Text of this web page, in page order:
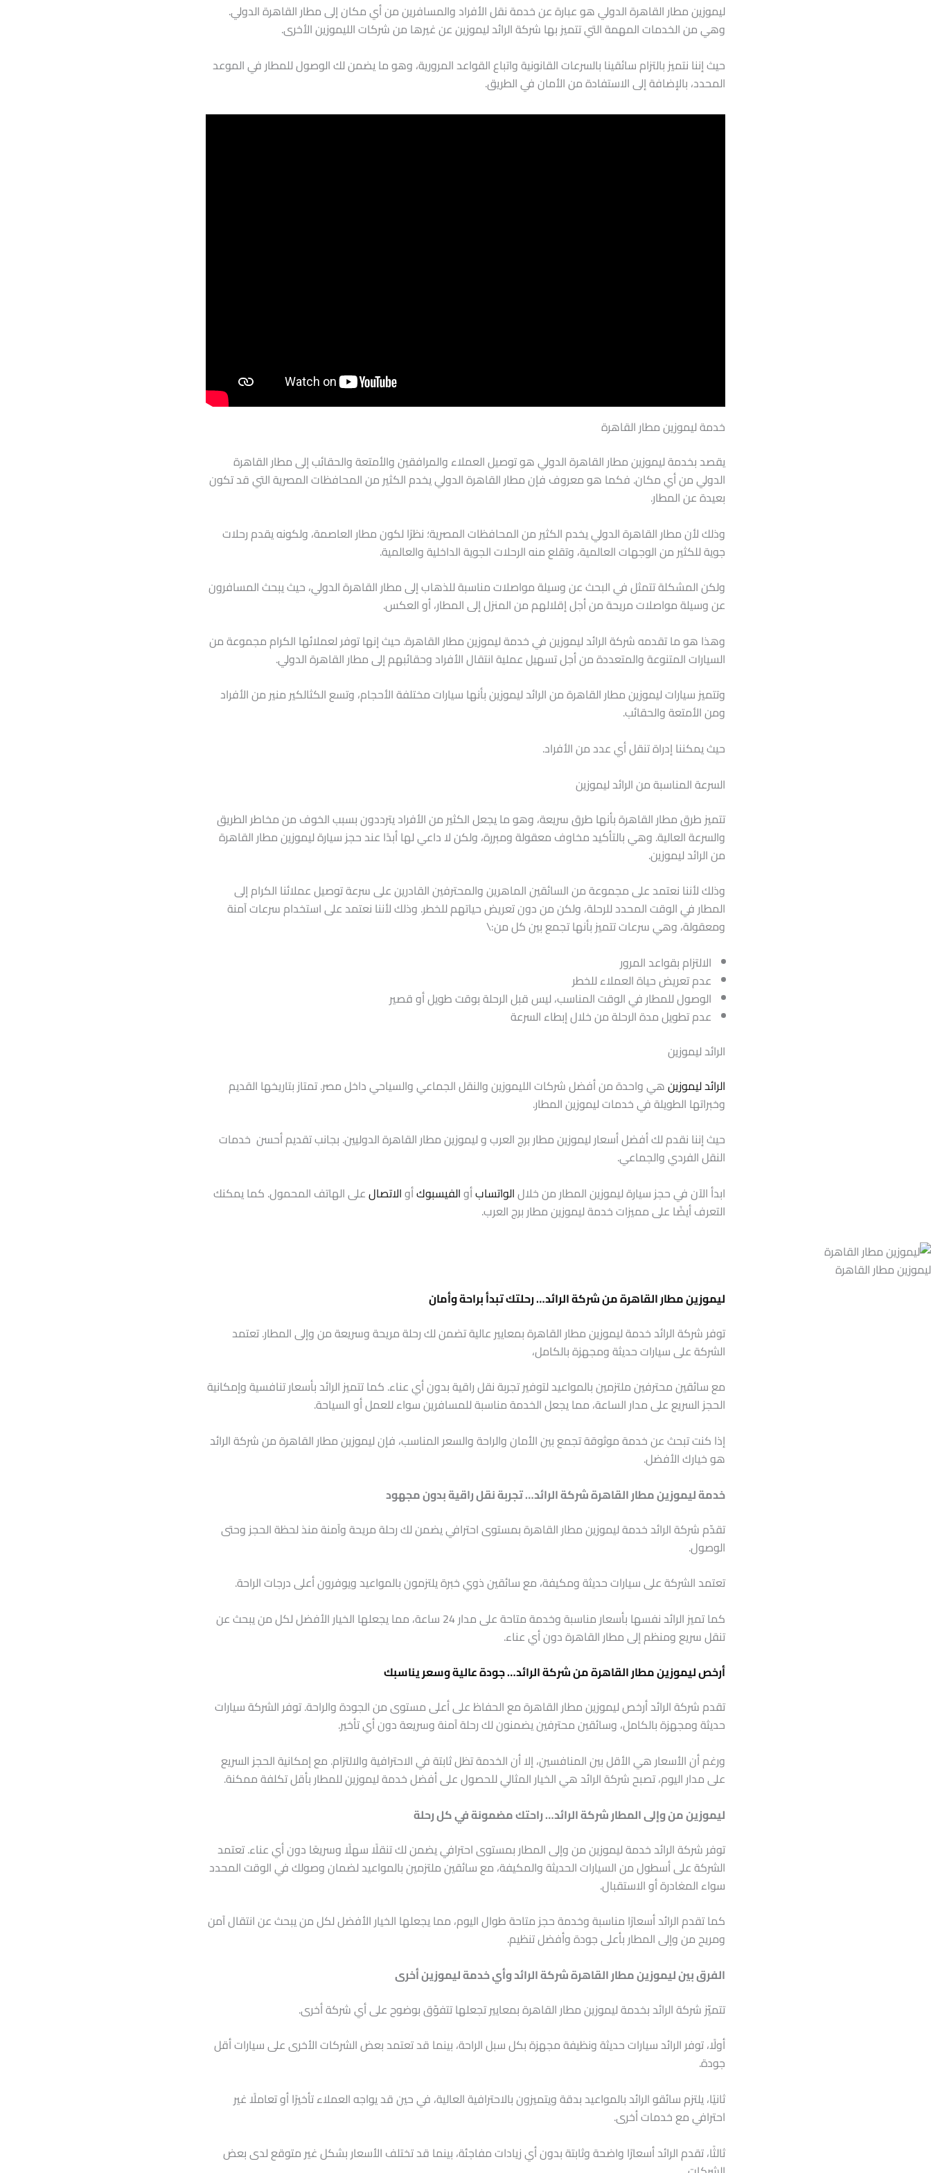
ليموزين مطار القاهرة الدولي هو عبارة عن خدمة نقل الأفراد والمسافرين من أي مكان إلى مطار القاهرة الدولي.
وهي من الخدمات المهمة التي تتميز بها شركة الرائد ليموزين عن غيرها من شركات الليموزين الأخرى.
حيث إننا نتميز بالتزام سائقينا بالسرعات القانونية واتباع القواعد المرورية، وهو ما يضمن لك الوصول للمطار في الموعد
المحدد، بالإضافة إلى الاستفادة من الأمان في الطريق.
خدمة ليموزين مطار القاهرة
يقصد بخدمة ليموزين مطار القاهرة الدولي هو توصيل العملاء والمرافقين والأمتعة والحقائب إلى مطار القاهرة
الدولي من أي مكان. فكما هو معروف فإن مطار القاهرة الدولي يخدم الكثير من المحافظات المصرية التي قد تكون
بعيدة عن المطار.
وذلك لأن مطار القاهرة الدولي يخدم الكثير من المحافظات المصرية؛ نظرًا لكون مطار العاصمة، ولكونه يقدم رحلات
جوية للكثير من الوجهات العالمية، وتقلع منه الرحلات الجوية الداخلية والعالمية.
ولكن المشكلة تتمثل في البحث عن وسيلة مواصلات مناسبة للذهاب إلى مطار القاهرة الدولي، حيث يبحث المسافرون
عن وسيلة مواصلات مريحة من أجل إقلالهم من المنزل إلى المطار، أو العكس.
وهذا هو ما تقدمه شركة الرائد ليموزين في خدمة ليموزين مطار القاهرة. حيث إنها توفر لعملائها الكرام مجموعة من
السيارات المتنوعة والمتعددة من أجل تسهيل عملية انتقال الأفراد وحقائبهم إلى مطار القاهرة الدولي.
وتتميز سيارات ليموزين مطار القاهرة من الرائد ليموزين بأنها سيارات مختلفة الأحجام، وتسع الكثالكير منير من الأفراد
ومن الأمتعة والحقائب.
حيث يمكننا إدراة تنقل أي عدد من الأفراد.
السرعة المناسبة من الرائد ليموزين
تتميز طرق مطار القاهرة بأنها طرق سريعة، وهو ما يجعل الكثير من الأفراد يترددون بسبب الخوف من مخاطر الطريق
والسرعة العالية. وهي بالتأكيد مخاوف معقولة ومبررة، ولكن لا داعي لها أبدًا عند حجز سيارة ليموزين مطار القاهرة
من الرائد ليموزين.
وذلك لأننا نعتمد على مجموعة من السائقين الماهرين والمحترفين القادرين على سرعة توصيل عملائنا الكرام إلى
المطار في الوقت المحدد للرحلة، ولكن من دون تعريض حياتهم للخطر. وذلك لأننا نعتمد على استخدام سرعات آمنة
ومعقولة، وهي سرعات تتميز بأنها تجمع بين كل من:\
الالتزام بقواعد المرور
عدم تعريض حياة العملاء للخطر
الوصول للمطار في الوقت المناسب، ليس قبل الرحلة بوقت طويل أو قصير
عدم تطويل مدة الرحلة من خلال إبطاء السرعة
الرائد ليموزين
الرائد ليموزينهي واحدة من أفضل شركات الليموزين والنقل الجماعي والسياحي داخل مصر. تمتاز بتاريخها القديم
وخبراتها الطويلة في خدمات ليموزين المطار.
حيث إننا نقدم لك أفضل أسعار ليموزين مطار برج العرب و ليموزين مطار القاهرة الدوليين. بجانب تقديم أحسن خدمات
النقل الفردي والجماعي.
ابدأ الآن في حجز سيارة ليموزين المطار من خلالالواتسابأوالفيسبوكأوالاتصالعلى الهاتف المحمول. كما يمكنك
التعرف أيضًا على مميزات خدمة ليموزين مطار برج العرب.
ليموزين مطار القاهرة
ليموزين مطار القاهرة من شركة الرائد… رحلتك تبدأ براحة وأمان
توفر شركة الرائد خدمة ليموزين مطار القاهرة بمعايير عالية تضمن لك رحلة مريحة وسريعة من وإلى المطار. تعتمد
الشركة على سيارات حديثة ومجهزة بالكامل،
مع سائقين محترفين ملتزمين بالمواعيد لتوفير تجربة نقل راقية بدون أي عناء. كما تتميز الرائد بأسعار تنافسية وإمكانية
الحجز السريع على مدار الساعة، مما يجعل الخدمة مناسبة للمسافرين سواء للعمل أو السياحة.
إذا كنت تبحث عن خدمة موثوقة تجمع بين الأمان والراحة والسعر المناسب، فإن ليموزين مطار القاهرة من شركة الرائد
هو خيارك الأفضل.
خدمة ليموزين مطار القاهرة شركة الرائد… تجربة نقل راقية بدون مجهود
تقدّم شركة الرائد خدمة ليموزين مطار القاهرة بمستوى احترافي يضمن لك رحلة مريحة وآمنة منذ لحظة الحجز وحتى
الوصول.
تعتمد الشركة على سيارات حديثة ومكيفة، مع سائقين ذوي خبرة يلتزمون بالمواعيد ويوفرون أعلى درجات الراحة.
كما تميز الرائد نفسها بأسعار مناسبة وخدمة متاحة على مدار 24 ساعة، مما يجعلها الخيار الأفضل لكل من يبحث عن
تنقل سريع ومنظم إلى مطار القاهرة دون أي عناء.
أرخص ليموزين مطار القاهرة من شركة الرائد… جودة عالية وسعر يناسبك
تقدم شركة الرائد أرخص ليموزين مطار القاهرة مع الحفاظ على أعلى مستوى من الجودة والراحة. توفر الشركة سيارات
حديثة ومجهزة بالكامل، وسائقين محترفين يضمنون لك رحلة آمنة وسريعة دون أي تأخير.
ورغم أن الأسعار هي الأقل بين المنافسين، إلا أن الخدمة تظل ثابتة في الاحترافية والالتزام. مع إمكانية الحجز السريع
على مدار اليوم، تصبح شركة الرائد هي الخيار المثالي للحصول على أفضل خدمة ليموزين للمطار بأقل تكلفة ممكنة.
ليموزين من وإلى المطار شركة الرائد… راحتك مضمونة في كل رحلة
توفر شركة الرائد خدمة ليموزين من وإلى المطار بمستوى احترافي يضمن لك تنقلًا سهلًا وسريعًا دون أي عناء. تعتمد
الشركة على أسطول من السيارات الحديثة والمكيفة، مع سائقين ملتزمين بالمواعيد لضمان وصولك في الوقت المحدد
سواء المغادرة أو الاستقبال.
كما تقدم الرائد أسعارًا مناسبة وخدمة حجز متاحة طوال اليوم، مما يجعلها الخيار الأفضل لكل من يبحث عن انتقال آمن
ومريح من وإلى المطار بأعلى جودة وأفضل تنظيم.
الفرق بين ليموزين مطار القاهرة شركة الرائد وأي خدمة ليموزين أخرى
تتميّز شركة الرائد بخدمة ليموزين مطار القاهرة بمعايير تجعلها تتفوّق بوضوح على أي شركة أخرى.
أولًا، توفر الرائد سيارات حديثة ونظيفة مجهزة بكل سبل الراحة، بينما قد تعتمد بعض الشركات الأخرى على سيارات أقل
جودة.
ثانيًا، يلتزم سائقو الرائد بالمواعيد بدقة ويتميزون بالاحترافية العالية، في حين قد يواجه العملاء تأخيرًا أو تعاملًا غير
احترافي مع خدمات أخرى.
ثالثًا، تقدم الرائد أسعارًا واضحة وثابتة بدون أي زيادات مفاجئة، بينما قد تختلف الأسعار بشكل غير متوقع لدى بعض